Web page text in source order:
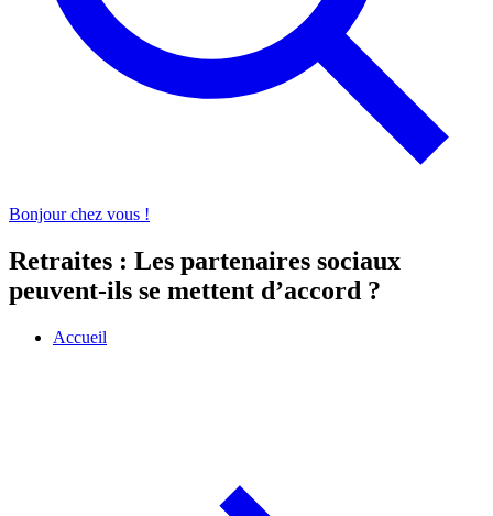
Bonjour chez vous !
Retraites : Les partenaires sociaux
peuvent-ils se mettent d’accord ?
Accueil